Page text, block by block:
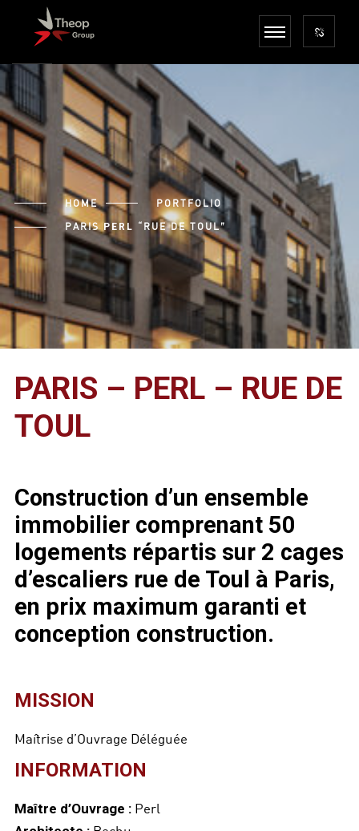
HOME PORTFOLIO
PARIS PERL “RUE DE TOUL”
PARIS – PERL – RUE DE
TOUL
Construction d’un ensemble
immobilier comprenant 50
logements répartis sur 2 cages
d’escaliers rue de Toul à Paris,
en prix maximum garanti et
conception construction.
MISSION
Maîtrise d’Ouvrage Déléguée
INFORMATION
Maître d’Ouvrage : Perl